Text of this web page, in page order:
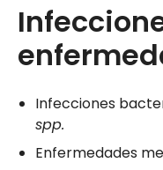
Infecciones
spp.
Enfermedades